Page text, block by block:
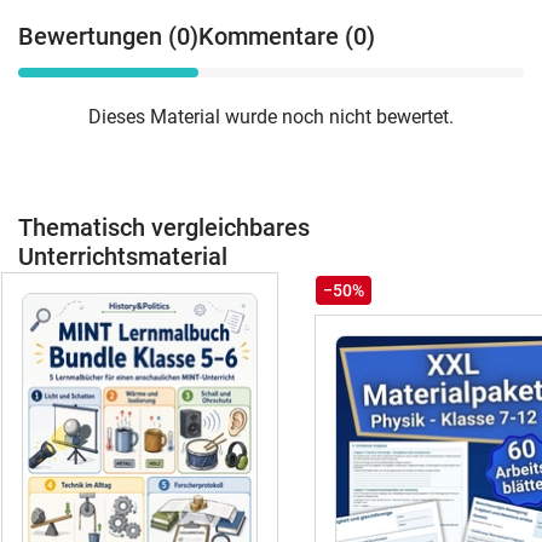
Anschließend können die Schüler sich
un Gruppen zusammensetzen und die
vortragen.Alternativ ist auch ein
Verfügung stehen.Da das Material
Lösungen zur Selbstkontrolle bereithält
ist es ebenfalls möglich, dass bei
Abwesenheit des Chemielehrers eine
fachfremde Vertretungslehrkraft den
Chemieunterricht mit diesem Material
halten kann.Mit diesem Material kann
der Chemieunterricht auch als
Selbstlernstunde im Klassenraum
stattfinden, wenn ein Chemieraum nicht
zur Verfügung steht.Zu jedem
chemischen Unterrichtsthema der
Bewertungen (0)Kommentare (0)
Dieses Material wurde noch nicht bewertet.
Thematisch vergleichbares
Unterrichtsmaterial
−50%